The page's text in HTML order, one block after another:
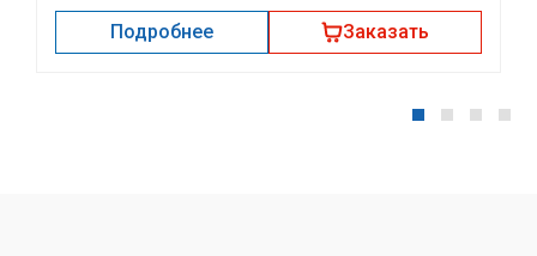
Подробнее Заказать